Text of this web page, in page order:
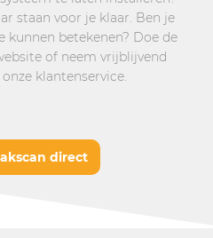
staan voor je klaar. Ben je
kunnen betekenen? Doe de
of neem vrijblijvend
klantenservice.
direct